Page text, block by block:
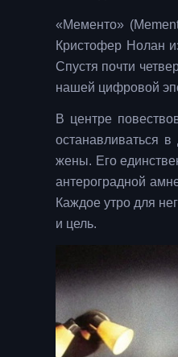
«Мементо»
Кристофер Нолан
Спустя почти
нашей цифровой
В центре
останавливаться
жены. Его
антероградной
Каждое утро для
и цель.